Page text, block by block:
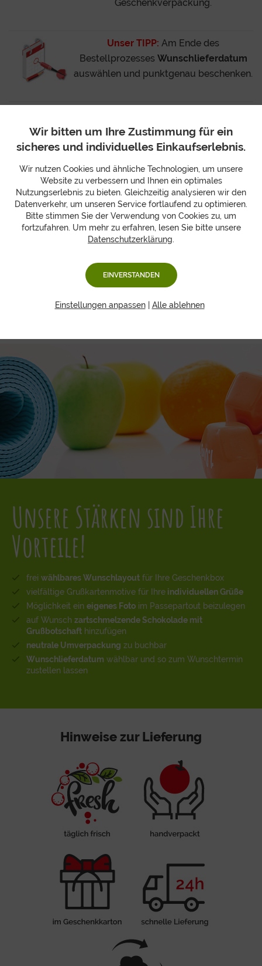
Geschenkverpackung.
Unser TIPP: Am Ende des
Bestellprozesses Wunschlieferdatum
auswählen und punktgenau beschenken.
Lieferumfang:1x Apfel, rot ,1x Banane ,1x Birne ,1x H-
Vollmilch (0,5l) ,1x Ingwer-Shot "Classic" (30ml
Glasflasche) ,1x One-Day-More-Müsli "Für
Konzentrierte" (200g)
Abmessung:30 x 11.5 x 21 cm
Hinweise zur Lebensmittelkennzeichnung finden Sie
PDF zum Download
Unsere Stärken sind Ihre
Vorteile!
frei wählbares Wunschlayout für Ihre Geschenkbox
vielfältige Grußkartenmotive für Ihre individuellen Grüße
Möglichkeit ein eigenes Foto im Passepartout beizulegen
auf Wunsch zartschmelzende Schokolade mit
Grußbotschaft hinzufügen
neutrale Umverpackung zu buchbar
Wunschlieferdatum wählbar und so zum Wunschtermin
zustellen lassen
Hinweise zur Lieferung
Wir bitten um Ihre Zustimmung für ein
sicheres und individuelles Einkaufserlebnis.
Wir nutzen Cookies und ähnliche Technologien, um unsere
Website zu verbessern und Ihnen ein optimales
Nutzungserlebnis zu bieten. Gleichzeitig analysieren wir den
Datenverkehr, um unseren Service fortlaufend zu optimieren.
Bitte stimmen Sie der Verwendung von Cookies zu, um
fortzufahren. Um mehr zu erfahren, lesen Sie bitte unsere
Datenschutzerklärung.
EINVERSTANDEN
Einstellungen anpassen| Alle ablehnen